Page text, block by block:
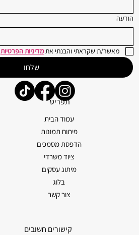
הודעה
מאשר/ת שקראתי והבנתי את מדיניות הפרטיות
שלחו
תפריט
עמוד הבית
פיתוח תמונות
הדפסת מסמכים
ציוד משרדי
מיתוג עסקים
בלוג
צור קשר
קישורים חשובים